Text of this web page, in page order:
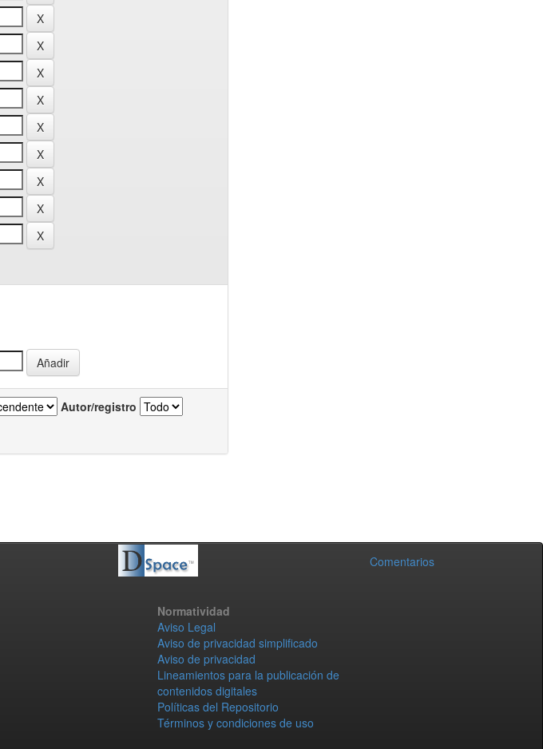
Autor/registro
Comentarios
Normatividad
Aviso Legal
Aviso de privacidad simplificado
Aviso de privacidad
Lineamientos para la publicación de
contenidos digitales
Políticas del Repositorio
Términos y condiciones de uso